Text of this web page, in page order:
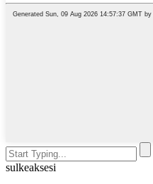
sulkeaksesi